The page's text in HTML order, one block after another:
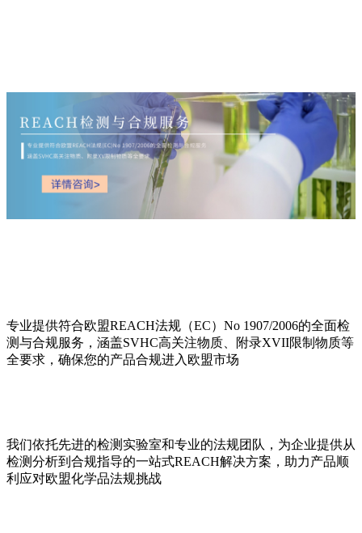
专业提供符合欧盟REACH法规（EC）No 1907/2006的全面检
测与合规服务，涵盖SVHC高关注物质、附录XVII限制物质等
全要求，确保您的产品合规进入欧盟市场
我们依托先进的检测实验室和专业的法规团队，为企业提供从
检测分析到合规指导的一站式REACH解决方案，助力产品顺
利应对欧盟化学品法规挑战